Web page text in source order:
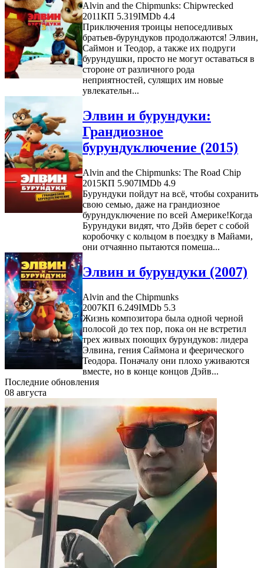
Alvin and the Chipmunks: Chipwrecked
2011КП 5.319IMDb 4.4
Приключения троицы непоседливых
братьев-бурундуков продолжаются! Элвин,
Саймон и Теодор, а также их подруги
бурундушки, просто не могут оставаться в
стороне от различного рода
неприятностей, сулящих им новые
увлекательн...
Элвин и бурундуки:
Грандиозное
бурундуключение (2015)
Alvin and the Chipmunks: The Road Chip
2015КП 5.907IMDb 4.9
Бурундуки пойдут на всё, чтобы сохранить
свою семью, даже на грандиозное
бурундуключение по всей Америке!Когда
Бурундуки видят, что Дэйв берет с собой
коробочку с кольцом в поездку в Майами,
они отчаянно пытаются помеша...
Элвин и бурундуки (2007)
Alvin and the Chipmunks
2007КП 6.249IMDb 5.3
Жизнь композитора была одной черной
полосой до тех пор, пока он не встретил
трех живых поющих бурундуков: лидера
Элвина, гения Саймона и феерического
Теодора. Поначалу они плохо уживаются
вместе, но в конце концов Дэйв...
Последние обновления
08 августа